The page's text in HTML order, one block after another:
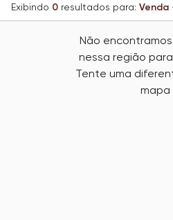
Exibindo 0 resultados para: Venda
Não
nessa região
Tente uma
mapa